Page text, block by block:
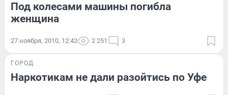
Под колесами машины погибла
женщина
27 ноября, 2010, 12:42 2 251 3
ГОРОД
Наркотикам не дали разойтись по Уфе